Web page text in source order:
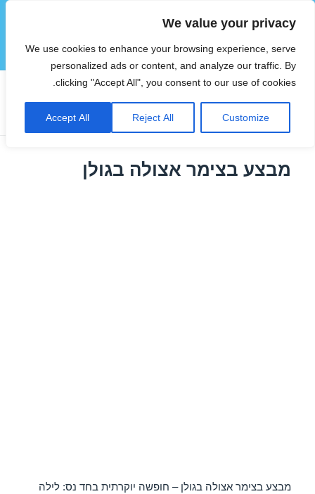
We value your privacy
We use cookies to enhance your browsing experience, serve
personalized ads or content, and analyze our traffic. By
clicking "Accept All", you consent to our use of cookies.
Customize
Reject All
Accept All
הוטצימר
תפריטים
ווידג'טים
תגית:צימרים בצפון לזוגות
מבצע בצימר אצולה בגולן
מבצע בצימר אצולה בגולן – חופשה יוקרתית בחד נס: לילה